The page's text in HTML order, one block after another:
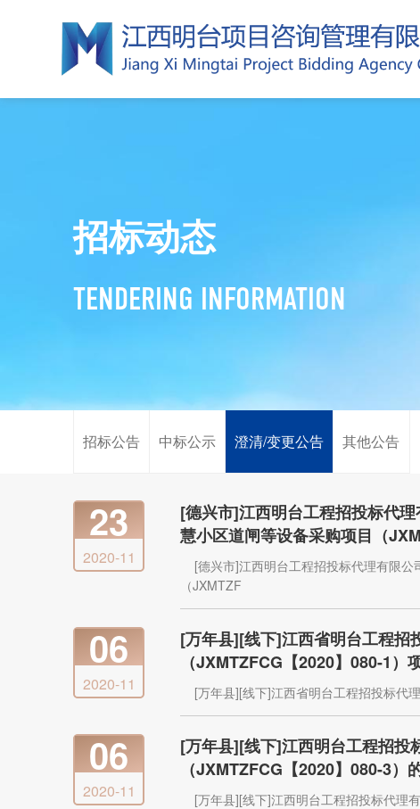
招标动态
TENDERING INFORMATION
招标公告 中标公示 澄清/变更公告 其他公告
23
2020-11
[德兴市]江西明台工程招投标代
慧小区道闸等设备采购项目（
[德兴市]江西明台工程招投标代理有限
（JXMTZF
06
2020-11
[万年县][线下]江西省明台工程招
（JXMTZFCG【2020】080-1
[万年县][线下]江西省明台工程招投标代
06
2020-11
[万年县][线下]江西明台工程招投
（JXMTZFCG【2020】080-3）
[万年县][线下]江西明台工程招投标代理